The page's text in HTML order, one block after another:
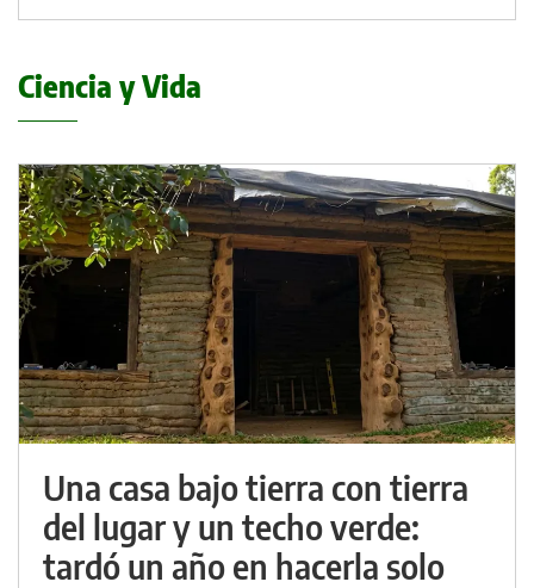
Ciencia y Vida
Una casa bajo tierra con tierra
del lugar y un techo verde:
tardó un año en hacerla solo